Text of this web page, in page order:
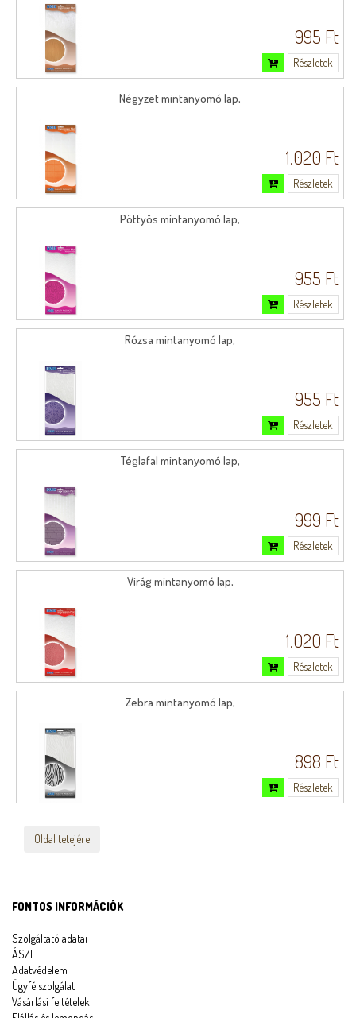
995 Ft
Részletek
Négyzet mintanyomó lap,
1.020 Ft
Részletek
Pöttyös mintanyomó lap,
955 Ft
Részletek
Rózsa mintanyomó lap,
955 Ft
Részletek
Téglafal mintanyomó lap,
999 Ft
Részletek
Virág mintanyomó lap,
1.020 Ft
Részletek
Zebra mintanyomó lap,
898 Ft
Részletek
Oldal tetejére
FONTOS INFORMÁCIÓK
Szolgáltató adatai
ÁSZF
Adatvédelem
Ügyfélszolgálat
Vásárlási feltételek